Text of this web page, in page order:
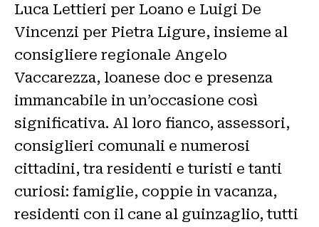
Luca Lettieri per Loano e Luigi De
Vincenzi per Pietra Ligure, insieme al
consigliere regionale Angelo
Vaccarezza, loanese doc e presenza
immancabile in un’occasione così
significativa. Al loro fianco, assessori,
consiglieri comunali e numerosi
cittadini, tra residenti e turisti e tanti
curiosi: famiglie, coppie in vacanza,
residenti con il cane al guinzaglio, tutti